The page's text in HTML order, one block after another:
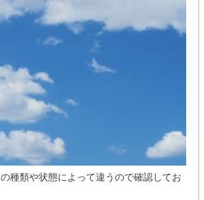
種類や状態によって違うので確認してお